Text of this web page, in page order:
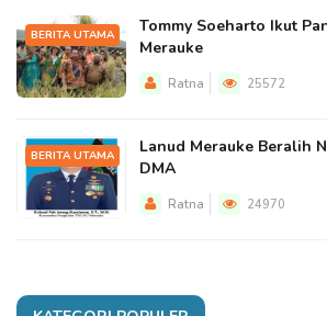
BERITA UTAMA
Tommy Soeharto Ikut
Merauke
Ratna 25572
BERITA UTAMA
Lanud Merauke Beralih
DMA
Ratna 24970